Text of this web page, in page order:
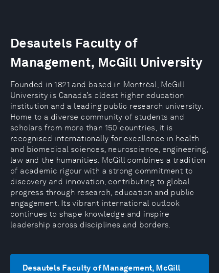
Desautels Faculty of
Management, McGill University
Founded in 1821 and based in Montréal, McGill
University is Canada’s oldest higher education
institution and a leading public research university.
Home to a diverse community of students and
scholars from more than 150 countries, it is
recognised internationally for excellence in health
and biomedical sciences, neuroscience, engineering,
law and the humanities. McGill combines a tradition
of academic rigour with a strong commitment to
discovery and innovation, contributing to global
progress through research, education and public
engagement. Its vibrant international outlook
continues to shape knowledge and inspire
leadership across disciplines and borders.
Desautels Faculty of Management, McGill